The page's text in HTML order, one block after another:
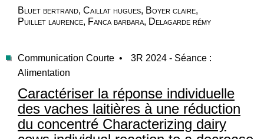
Bluet bertrand, Caillat hugues, Boyer claire,
Puillet laurence, Fanca barbara, Delagarde rémy
Communication Courte •
3R 2024 - Séance :
Alimentation
Caractériser la réponse individuelle
des vaches laitières à une réduction
du concentré Characterizing dairy